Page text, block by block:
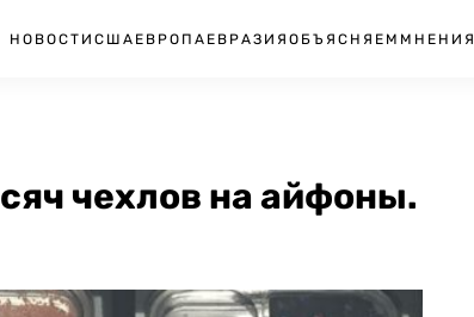
НОВОСТИ США ЕВРОПА ЕВРАЗИЯ ОБЪЯСНЯЕМ МНЕНИЯ
чехлов на айфоны.